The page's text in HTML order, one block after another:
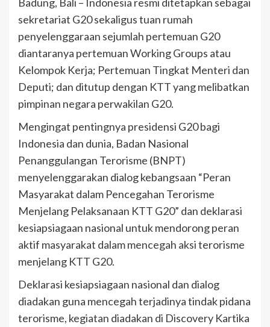
sekretariat G20 sekaligus tuan rumah
penyelenggaraan sejumlah pertemuan G20
diantaranya pertemuan Working Groups atau
Kelompok Kerja; Pertemuan Tingkat Menteri dan
Deputi; dan ditutup dengan KTT yang melibatkan
pimpinan negara perwakilan G20.
Mengingat pentingnya presidensi G20 bagi
Indonesia dan dunia, Badan Nasional
Penanggulangan Terorisme (BNPT)
menyelenggarakan dialog kebangsaan “Peran
Masyarakat dalam Pencegahan Terorisme
Menjelang Pelaksanaan KTT G20” dan deklarasi
kesiapsiagaan nasional untuk mendorong peran
aktif masyarakat dalam mencegah aksi terorisme
menjelang KTT G20.
Deklarasi kesiapsiagaan nasional dan dialog
diadakan guna mencegah terjadinya tindak pidana
terorisme, kegiatan diadakan di Discovery Kartika